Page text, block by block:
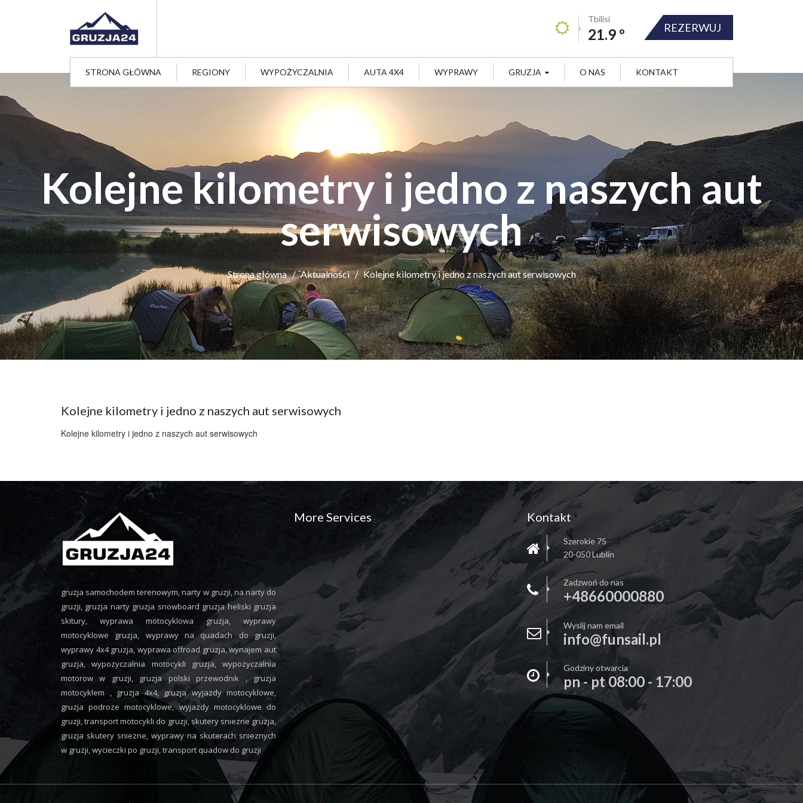
REZERWUJ
Tbilisi
21.9 º
STRONA GŁÓWNA REGIONY WYPOŻYCZALNIA AUTA 4X4 WYPRAWY GRUZJA O NAS KONTAKT
Kolejne kilometry i jedno z naszych aut
serwisowych
Strona główna Aktualności Kolejne kilometry i jedno z naszych aut serwisowych
Kolejne kilometry i jedno z naszych aut serwisowych
Kolejne kilometry i jedno z naszych aut serwisowych
gruzja samochodem terenowym, narty w gruzji, na narty do
gruzji, gruzja narty gruzja snowboard gruzja heliski gruzja
skitury, wyprawa motocyklowa gruzja, wyprawy
motocyklowe gruzja, wyprawy na quadach do gruzji,
wyprawy 4x4 gruzja, wyprawa offroad gruzja, wynajem aut
gruzja, wypozyczalnia motocykli gruzja, wypozyczalnia
motorow w gruzji, gruzja polski przewodnik , gruzja
motocyklem , gruzja 4x4, gruzja wyjazdy motocyklowe,
gruzja podroze motocyklowe, wyjazdy motocyklowe do
gruzji, transport motocykli do gruzji, skutery sniezne gruzja,
gruzja skutery sniezne, wyprawy na skuterach snieznych
w gruzji, wycieczki po gruzji, transport quadow do gruzji
More Services Kontakt
Szerokie 75
20-050 Lublin
Zadzwoń do nas
+48660000880
Wyslij nam email
info@funsail.pl
Godziny otwarcia
pn - pt 08:00 - 17:00